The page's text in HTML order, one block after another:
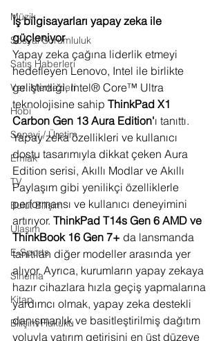
Müzik
Sosyal Sorumluluk
Satış Haberleri
Veri Merkezleri
Hobi
Sanayi / Üretim
Emlak
TV
Bulut Bilişim
Ulaşım
E-Sports
Sinema
Kitap
Bilişim Hukuku
İş bilgisayarları yapay zeka ile
güçleniyor
Yapay zeka çağına liderlik etmeyi
hedefleyen Lenovo, Intel ile birlikte
geliştirdiği, Intel® Core™ Ultra
teknolojisine sahip ThinkPad X1
Carbon Gen 13 Aura Edition'ı tanıttı.
Yapay zeka özellikleri ve kullanıcı
dostu tasarımıyla dikkat çeken Aura
Edition serisi, Akıllı Modlar ve Akıllı
Paylaşım gibi yenilikçi özelliklerle
performansı ve kullanıcı deneyimini
artırıyor. ThinkPad T14s Gen 6 AMD ve
ThinkBook 16 Gen 7+ da lansmanda
tanıtılan diğer modeller arasında yer
alıyor. Ayrıca, kurumların yapay zekaya
hazır cihazlara hızla geçiş yapmalarına
yardımcı olmak, yapay zeka destekli
danışmanlık ve basitleştirilmiş dağıtım
yoluyla yatırım getirisini en üst düzeye